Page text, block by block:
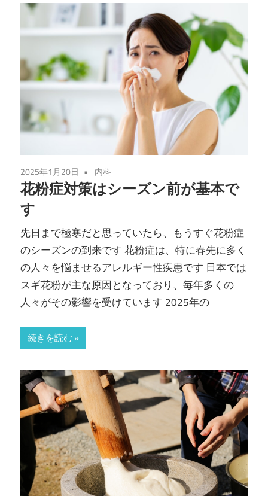
2025年1月20日 内科
花粉症対策はシーズン前が基本で
す
先日まで極寒だと思っていたら、もうすぐ花粉症
のシーズンの到来です 花粉症は、特に春先に多く
の人々を悩ませるアレルギー性疾患です 日本では
スギ花粉が主な原因となっており、毎年多くの
人々がその影響を受けています 2025年の
続きを読む